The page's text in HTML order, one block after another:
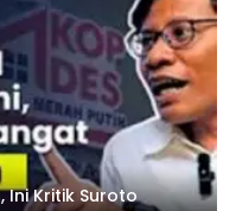
Ini Kritik Suroto